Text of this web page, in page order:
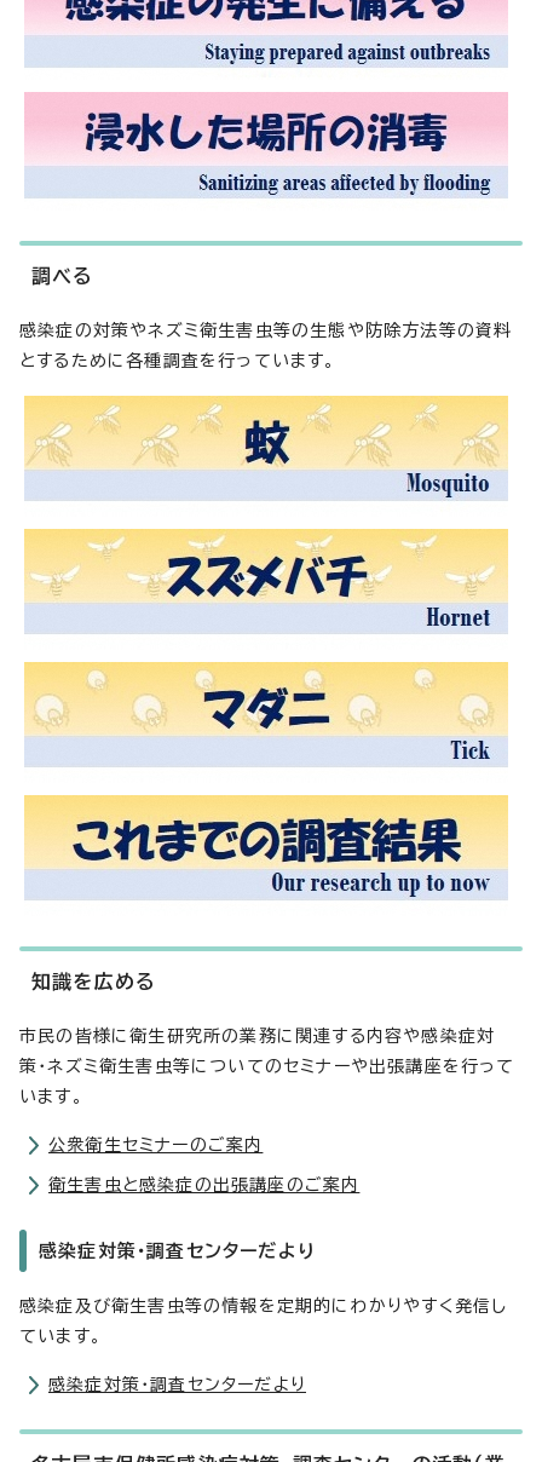
調べる
感染症の対策やネズミ衛生害虫等の生態や防除方法等の資料
とするために各種調査を行っています。
知識を広める
市民の皆様に衛生研究所の業務に関連する内容や感染症対
策・ネズミ衛生害虫等についてのセミナーや出張講座を行って
います。
公衆衛生セミナーのご案内
衛生害虫と感染症の出張講座のご案内
感染症対策・調査センターだより
感染症及び衛生害虫等の情報を定期的にわかりやすく発信し
ています。
感染症対策・調査センターだより